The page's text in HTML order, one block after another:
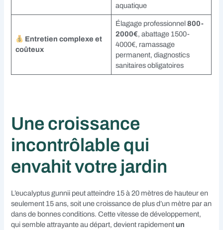
aquatique
Entretien complexe et
coûteux
Élagage professionnel 800-
2000€, abattage 1500-
4000€, ramassage
permanent, diagnostics
sanitaires obligatoires
Une croissance
incontrôlable qui
envahit votre jardin
L’eucalyptus gunnii peut atteindre 15 à 20 mètres de hauteur en
seulement 15 ans, soit une croissance de plus d’un mètre par an
dans de bonnes conditions. Cette vitesse de développement,
qui semble attrayante au départ, devient rapidement un